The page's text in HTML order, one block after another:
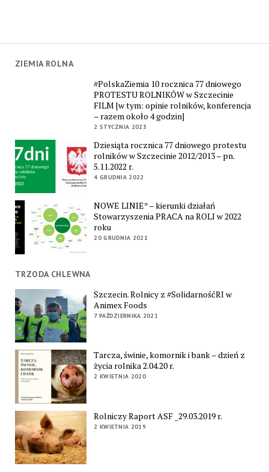
ZIEMIA ROLNA
#PolskaZiemia 10 rocznica 77 dniowego
PROTESTU ROLNIKÓW w Szczecinie
FILM [w tym: opinie rolników, konferencja
– razem około 4 godzin]
2 STYCZNIA 2023
Dziesiąta rocznica 77 dniowego protestu
rolników w Szczecinie 2012/2013 – pn.
5.11.2022 r.
4 GRUDNIA 2022
NOWE LINIE* – kierunki działań
Stowarzyszenia PRACA na ROLI w 2022
roku
20 GRUDNIA 2021
TRZODA CHLEWNA
Szczecin. Rolnicy z #SolidarnośćRI w
Animex Foods
7 PAŹDZIERNIKA 2021
Tarcza, świnie, komornik i bank – dzień z
życia rolnika 2.04.20 r.
2 KWIETNIA 2020
Rolniczy Raport ASF _29.03.2019 r.
2 KWIETNIA 2019